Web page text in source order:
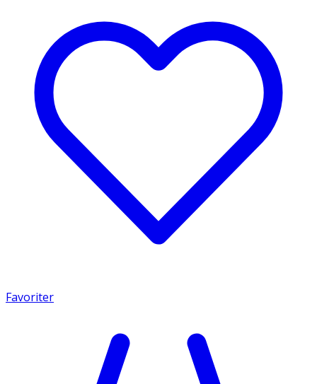
Favoriter